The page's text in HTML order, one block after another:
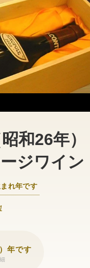
和26年）
ジワイン
れ年です
）年です